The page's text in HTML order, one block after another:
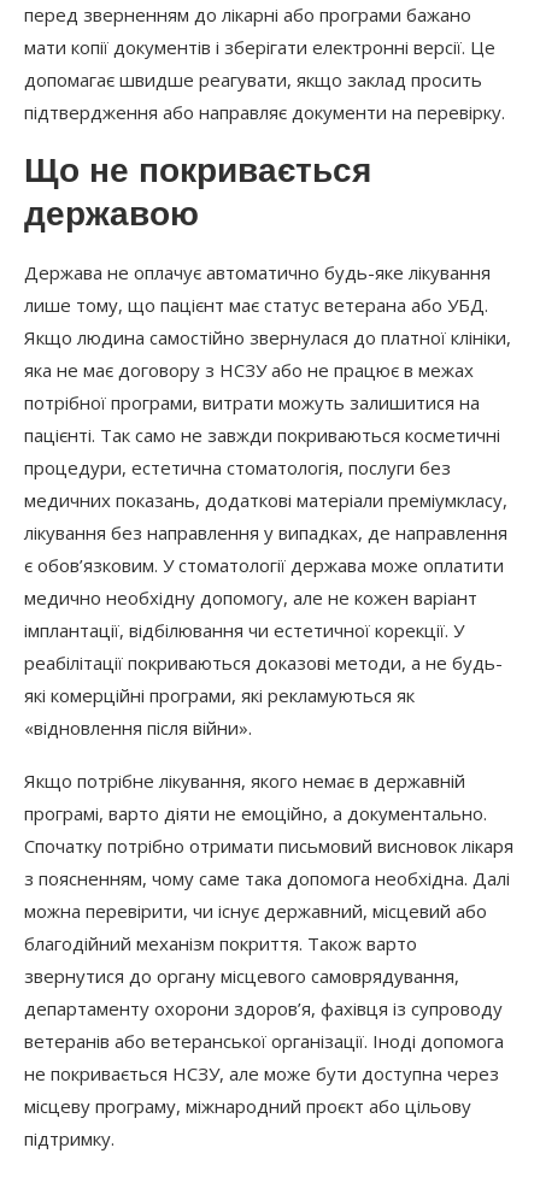
перед зверненням до лікарні або програми бажано
мати копії документів і зберігати електронні версії. Це
допомагає швидше реагувати, якщо заклад просить
підтвердження або направляє документи на перевірку.
Що не покривається
державою
Держава не оплачує автоматично будь-яке лікування
лише тому, що пацієнт має статус ветерана або УБД.
Якщо людина самостійно звернулася до платної клініки,
яка не має договору з НСЗУ або не працює в межах
потрібної програми, витрати можуть залишитися на
пацієнті. Так само не завжди покриваються косметичні
процедури, естетична стоматологія, послуги без
медичних показань, додаткові матеріали преміумкласу,
лікування без направлення у випадках, де направлення
є обов’язковим. У стоматології держава може оплатити
медично необхідну допомогу, але не кожен варіант
імплантації, відбілювання чи естетичної корекції. У
реабілітації покриваються доказові методи, а не будь-
які комерційні програми, які рекламуються як
«відновлення після війни».
Якщо потрібне лікування, якого немає в державній
програмі, варто діяти не емоційно, а документально.
Спочатку потрібно отримати письмовий висновок лікаря
з поясненням, чому саме така допомога необхідна. Далі
можна перевірити, чи існує державний, місцевий або
благодійний механізм покриття. Також варто
звернутися до органу місцевого самоврядування,
департаменту охорони здоров’я, фахівця із супроводу
ветеранів або ветеранської організації. Іноді допомога
не покривається НСЗУ, але може бути доступна через
місцеву програму, міжнародний проєкт або цільову
підтримку.